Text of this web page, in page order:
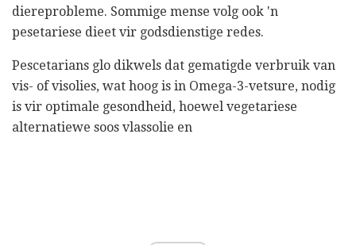
diereprobleme. Sommige mense volg ook 'n
pesetariese dieet vir godsdienstige redes.
Pescetarians glo dikwels dat gematigde verbruik van
vis- of visolies, wat hoog is in Omega-3-vetsure, nodig
is vir optimale gesondheid, hoewel vegetariese
alternatiewe soos vlassolie en